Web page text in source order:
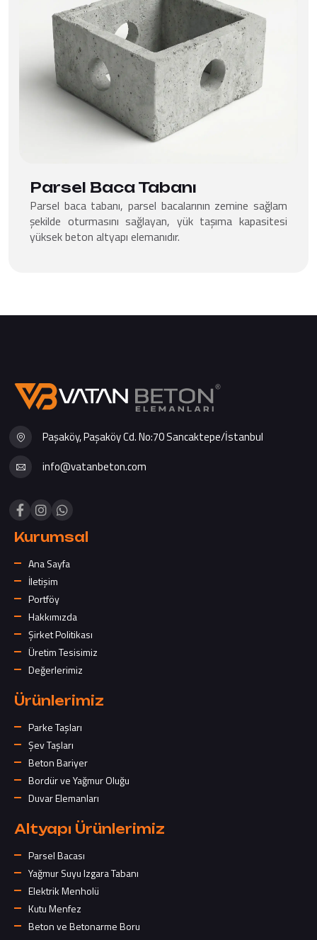
Parsel Baca Tabanı
Parsel baca tabanı, parsel bacalarının zemine sağlam
şekilde oturmasını sağlayan, yük taşıma kapasitesi
yüksek beton altyapı elemanıdır.
Paşaköy, Paşaköy Cd. No:70 Sancaktepe/İstanbul
info@vatanbeton.com
Kurumsal
Ana Sayfa
İletişim
Portföy
Hakkımızda
Şirket Politikası
Üretim Tesisimiz
Değerlerimiz
Ürünlerimiz
Parke Taşları
Şev Taşları
Beton Bariyer
Bordür ve Yağmur Oluğu
Duvar Elemanları
Altyapı Ürünlerimiz
Parsel Bacası
Yağmur Suyu Izgara Tabanı
Elektrik Menholü
Kutu Menfez
Beton ve Betonarme Boru